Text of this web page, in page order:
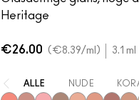
Heritage
€26.00 €8.39/ml 3.1 ml
ALLE NUDE